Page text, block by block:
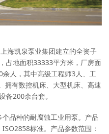
海凯泉泵业集团建立的全资子
占地面积33333平方米，厂房面
人，其中高级工程师3人、工
拥有数控机床、大型机床、高速
备200余台套。
品种的耐腐蚀工业用泵。产品
标准。产品参数范围：